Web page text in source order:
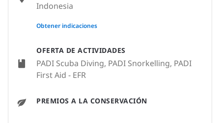
OFERTA DE ACTIVIDADES
PADI Scuba Diving, PADI Snorkelling, PADI
First Aid - EFR
PREMIOS A LA CONSERVACIÓN
Indonesia
None
Obtener indicaciones